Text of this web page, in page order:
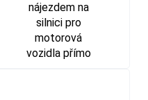
nájezdem na
silnici pro
motorová
vozidla přímo